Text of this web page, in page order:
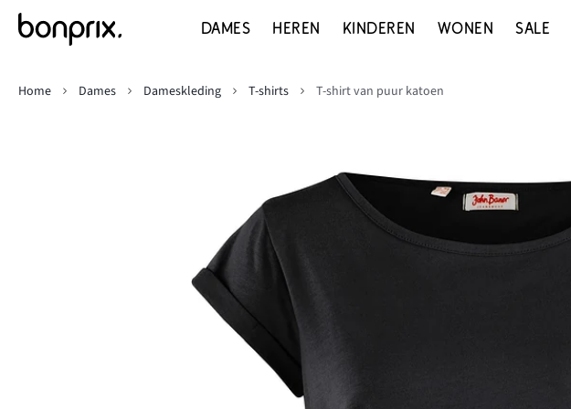
DAMES HEREN KINDEREN WONEN SALE
Home
Dames Dameskleding T-shirts T-shirt van puur katoen